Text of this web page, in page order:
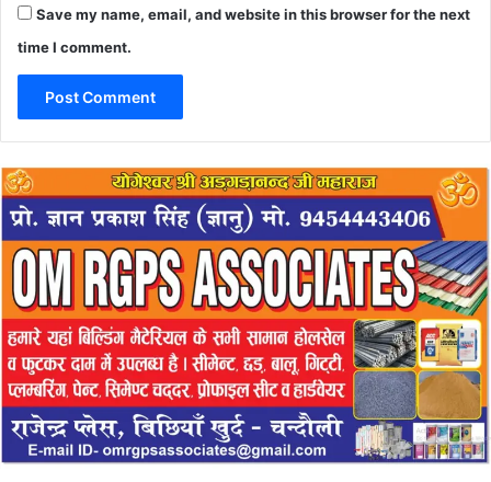
Save my name, email, and website in this browser for the next
time I comment.